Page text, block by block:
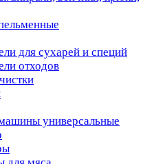
для сухарей и специй
отходов
универсальные